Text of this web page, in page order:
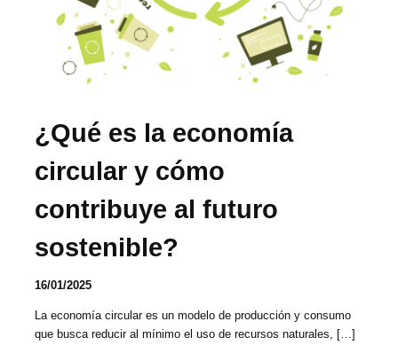
¿Qué es la economía
circular y cómo
contribuye al futuro
sostenible?
16/01/2025
La economía circular es un modelo de producción y consumo
que busca reducir al mínimo el uso de recursos naturales, […]